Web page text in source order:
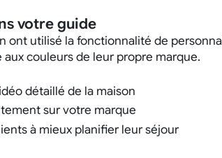
votre guide
ont utilisé la fonctionnalité de
aux couleurs de leur propre marque.
détaillé de la maison
sur votre marque
à mieux planifier leur séjour